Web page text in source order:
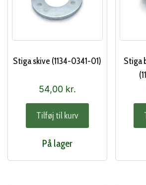
Stiga skive (1134-0341-01)
54,00 kr.
Tilføj til kurv
På lager
Stiga